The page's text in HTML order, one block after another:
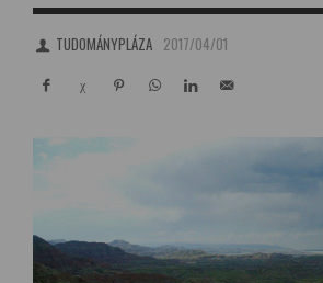
TUDOMÁNYPLÁZA 2017/04/01